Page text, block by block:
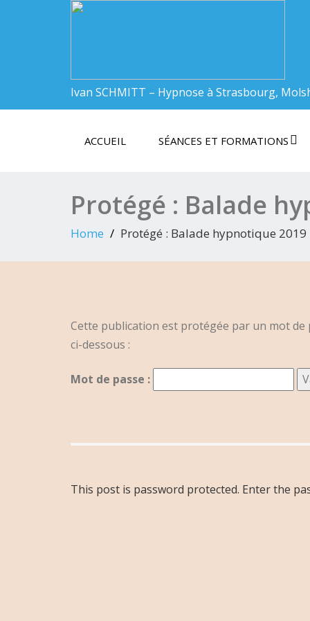
Ivan SCHMITT – Hypnose à Strasbourg,
ACCUEIL SÉANCES ET FORMATIONS
Protégé : Balade
Home Protégé : Balade hypnotique 2019
Cette publication est protégée par un mot de
ci-dessous :
Mot de passe :
This post is password protected. Enter the